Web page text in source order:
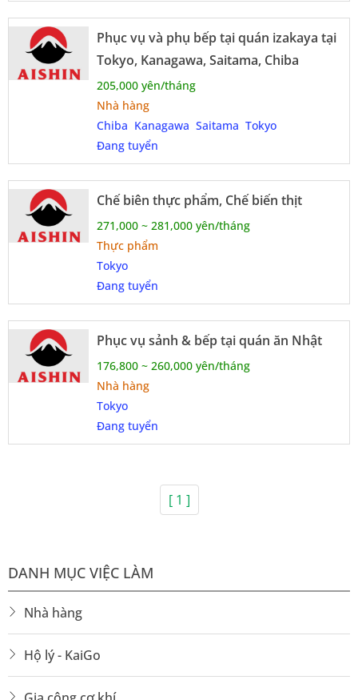
Phục vụ và phụ bếp tại quán izakaya tại
Tokyo, Kanagawa, Saitama, Chiba
205,000 yên/tháng
Nhà hàng
Chiba Kanagawa Saitama Tokyo
Đang tuyển
Chế biên thực phẩm, Chế biến thịt
271,000 ~ 281,000 yên/tháng
Thực phẩm
Tokyo
Đang tuyển
Phục vụ sảnh & bếp tại quán ăn Nhật
176,800 ~ 260,000 yên/tháng
Nhà hàng
Tokyo
Đang tuyển
[ 1 ]
DANH MỤC VIỆC LÀM
Nhà hàng
Hộ lý - KaiGo